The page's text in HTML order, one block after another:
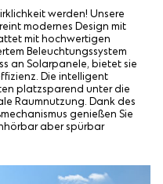
werden! Unsere
modernes Design mit
mit hochwertigen
Beleuchtungssystem
an Solarpanele, bietet sie
Die intelligent
platzsparend unter die
Raumnutzung. Dank des
genießen Sie
aber spürbar